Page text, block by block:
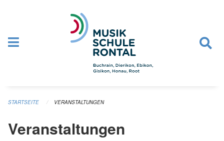
STARTSEITE VERANSTALTUNGEN
Veranstaltungen